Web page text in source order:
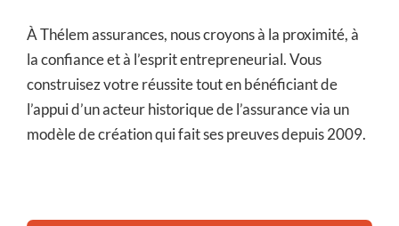
À Thélem assurances, nous croyons à la proximité, à
la confiance et à l’esprit entrepreneurial. Vous
construisez votre réussite tout en bénéficiant de
l’appui d’un acteur historique de l’assurance via un
modèle de création qui fait ses preuves depuis 2009.